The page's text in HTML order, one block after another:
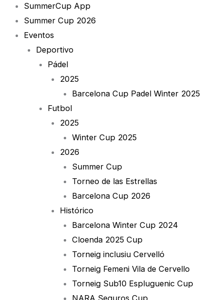
SummerCup App
Summer Cup 2026
Eventos
Deportivo
Pádel
2025
Barcelona Cup Padel Winter 2025
Futbol
2025
Winter Cup 2025
2026
Summer Cup
Torneo de las Estrellas
Barcelona Cup 2026
Histórico
Barcelona Winter Cup 2024
Cloenda 2025 Cup
Torneig inclusiu Cervelló
Torneig Femeni Vila de Cervello
Torneig Sub10 Espluguenic Cup
NARA Seguros Cup